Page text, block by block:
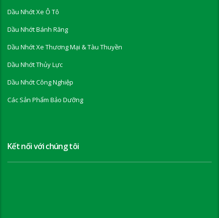
Dầu Nhớt Xe Ô Tô
Dầu Nhớt Bánh Răng
Dầu Nhớt Xe Thương Mại & Tàu Thuyền
Dầu Nhớt Thủy Lực
Dầu Nhớt Công Nghiệp
Các Sản Phẩm Bảo Dưỡng
Kết nối với chúng tôi